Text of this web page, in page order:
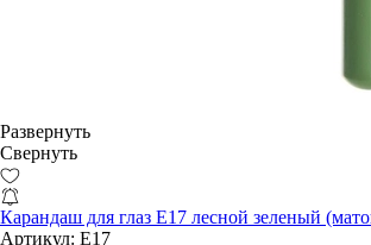
Развернуть
Свернуть
Карандаш для глаз E17 лесной зеленый
Артикул: E17